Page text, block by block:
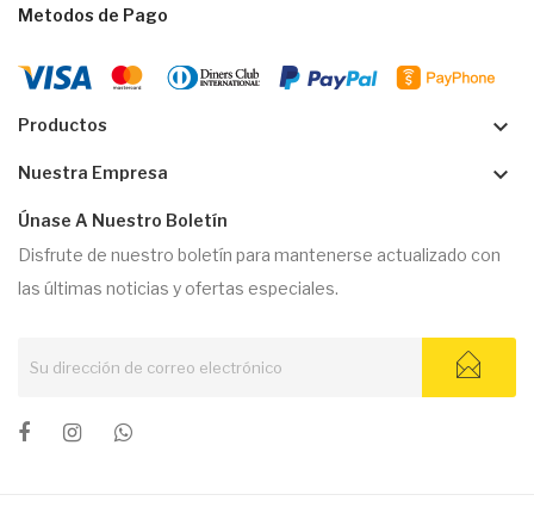
Metodos de Pago
Productos keyboard_arrow_down
Nuestra Empresa keyboard_arrow_down
Únase A Nuestro Boletín
Disfrute de nuestro boletín para mantenerse actualizado con
las últimas noticias y ofertas especiales.